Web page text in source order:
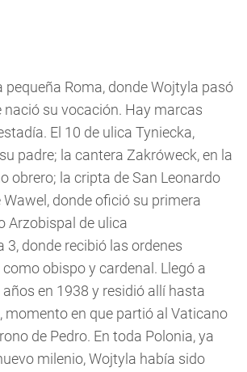
pequeña Roma, donde Wojtyla pasó
nació su vocación. Hay marcas
El 10 de ulica Tyniecka,
padre; la cantera Zakróweck, en la
obrero; la cripta de San Leonardo
Wawel, donde ofició su primera
Arzobispal de ulica
3, donde recibió las ordenes
obispo y cardenal. Llegó a
en 1938 y residió allí hasta
momento en que partió al Vaticano
de Pedro. En toda Polonia, ya
milenio, Wojtyla había sido